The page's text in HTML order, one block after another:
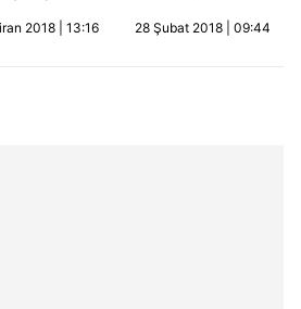
sistemi IOS
2018 | 13:16 28 Şubat 2018 | 09:44